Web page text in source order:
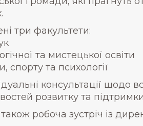
три факультети:
та мистецької освіти
спорту та психології
консультації щодо
розвитку та
робоча зустріч із